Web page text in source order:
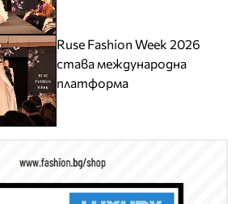
Ruse Fashion Week 2026
става международна
платформа